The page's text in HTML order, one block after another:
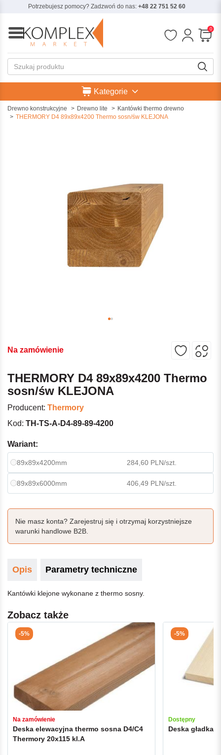
Potrzebujesz pomocy? Zadzwoń do nas: +48 22 751 52 60
0
Kategorie
Drewno konstrukcyjne Drewno lite
Kantówki thermo drewno
THERMORY D4 89x89x4200 Thermo sosn/św KLEJONA
Na zamówienie
THERMORY D4 89x89x4200 Thermo
sosn/św KLEJONA
Producent: Thermory
Kod: TH-TS-A-D4-89-89-4200
Wariant:
89x89x4200mm 284,60 PLN/szt.
89x89x6000mm 406,49 PLN/szt.
Nie masz konta? Zarejestruj się i otrzymaj korzystniejsze
warunki handlowe B2B.
Opis Parametry techniczne
Kantówki klejone wykonane z thermo sosny.
Zobacz także
-5%
Na zamówienie
Deska elewacyjna thermo sosna D4/C4
Thermory 20x115 kl.A
-5%
Dostępny
Deska gładka